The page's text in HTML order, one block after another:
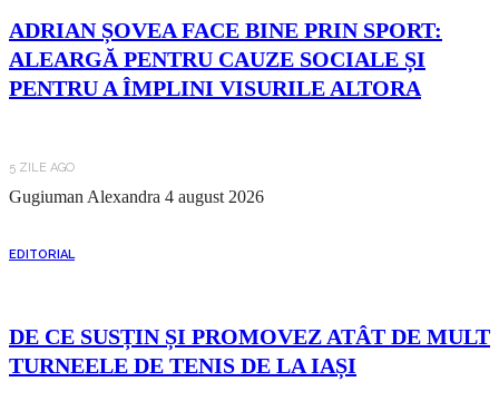
ADRIAN ȘOVEA FACE BINE PRIN SPORT:
ALEARGĂ PENTRU CAUZE SOCIALE ȘI
PENTRU A ÎMPLINI VISURILE ALTORA
5 ZILE AGO
Gugiuman Alexandra 4 august 2026
EDITORIAL
DE CE SUSȚIN ȘI PROMOVEZ ATÂT DE MULT
TURNEELE DE TENIS DE LA IAȘI